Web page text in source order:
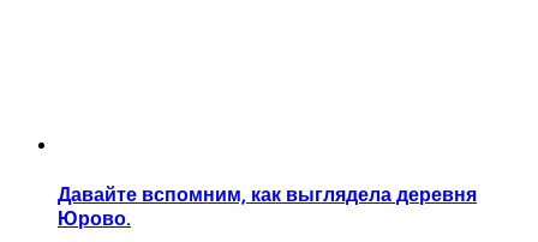
Давайте вспомним, как выглядела деревня
Юрово.